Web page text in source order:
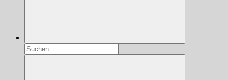
Suchen
nach: